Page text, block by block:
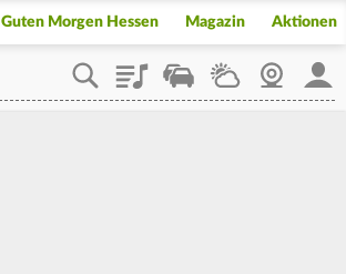
Guten Morgen Hessen Magazin Aktionen
PlaylistStaupilotWetterWebcam